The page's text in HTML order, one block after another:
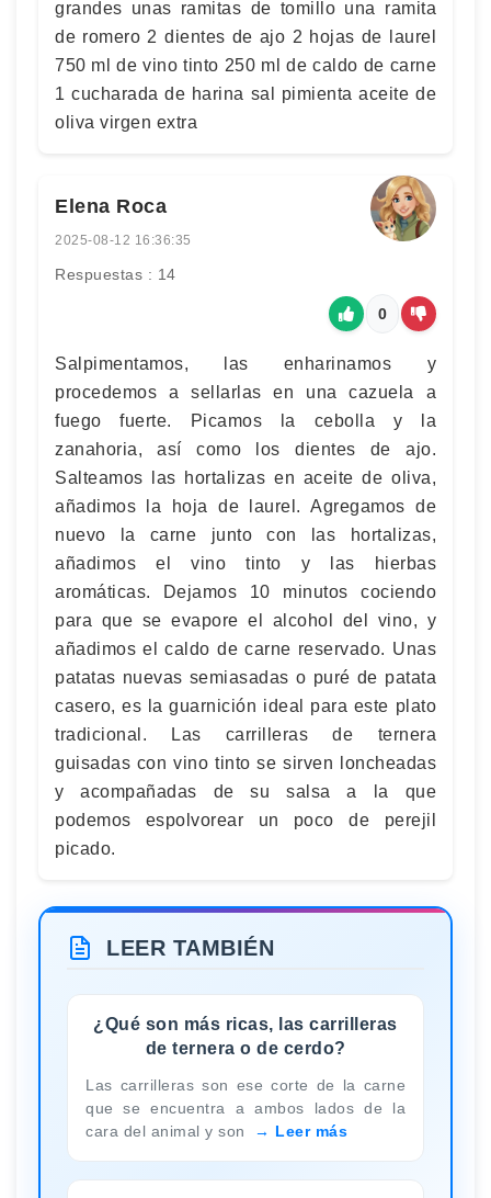
grandes unas ramitas de tomillo una ramita
de romero 2 dientes de ajo 2 hojas de laurel
750 ml de vino tinto 250 ml de caldo de carne
1 cucharada de harina sal pimienta aceite de
oliva virgen extra
Elena Roca
2025-08-12 16:36:35
Respuestas : 14
0
Salpimentamos, las enharinamos y
procedemos a sellarlas en una cazuela a
fuego fuerte. Picamos la cebolla y la
zanahoria, así como los dientes de ajo.
Salteamos las hortalizas en aceite de oliva,
añadimos la hoja de laurel. Agregamos de
nuevo la carne junto con las hortalizas,
añadimos el vino tinto y las hierbas
aromáticas. Dejamos 10 minutos cociendo
para que se evapore el alcohol del vino, y
añadimos el caldo de carne reservado. Unas
patatas nuevas semiasadas o puré de patata
casero, es la guarnición ideal para este plato
tradicional. Las carrilleras de ternera
guisadas con vino tinto se sirven loncheadas
y acompañadas de su salsa a la que
podemos espolvorear un poco de perejil
picado.
LEER TAMBIÉN
¿Qué son más ricas, las carrilleras
de ternera o de cerdo?
Las carrilleras son ese corte de la carne
que se encuentra a ambos lados de la
cara del animal y son
Leer más